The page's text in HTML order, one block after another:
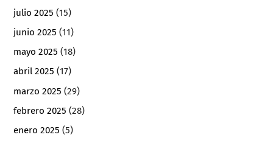
julio 2025 (15)
junio 2025 (11)
mayo 2025 (18)
abril 2025 (17)
marzo 2025 (29)
febrero 2025 (28)
enero 2025 (5)